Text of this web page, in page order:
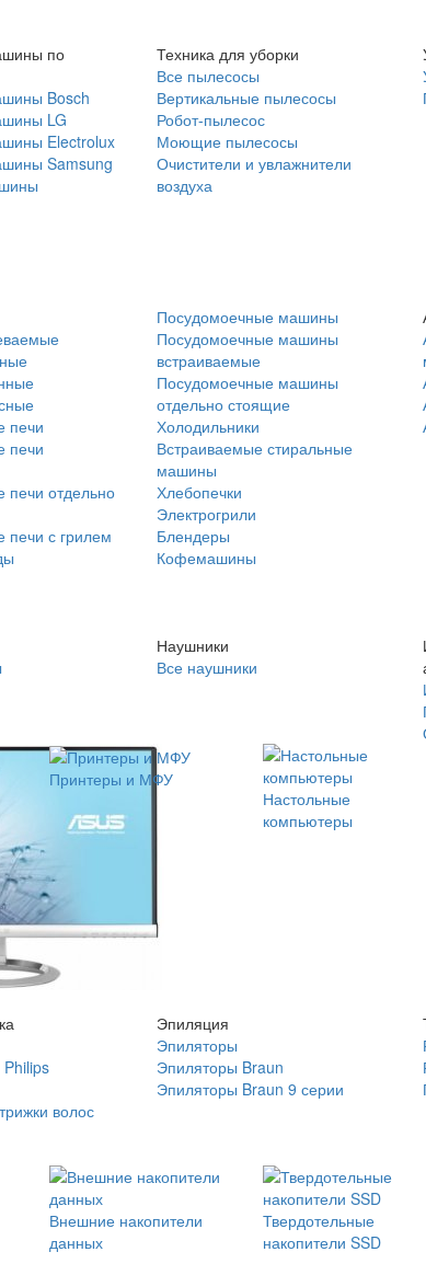
по
Bosch
LG
Electrolux
Samsung
Техника для уборки
Все пылесосы
Вертикальные пылесосы
Робот-пылесос
Моющие пылесосы
Очистители и увлажнители
воздуха
печи
печи
печи отдельно
печи с грилем
Посудомоечные машины
Посудомоечные машины
встраиваемые
Посудомоечные машины
отдельно стоящие
Холодильники
Встраиваемые стиральные
машины
Хлебопечки
Электрогрили
Блендеры
Кофемашины
Наушники
Все наушники
Принтеры и МФУ
Настольные
компьютеры
волос
Эпиляция
Эпиляторы
Эпиляторы Braun
Эпиляторы Braun 9 серии
Внешние накопители
данных
Твердотельные
накопители SSD